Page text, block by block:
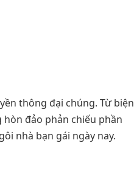
thông đại chúng. Từ biện
đảo phản chiếu phần
nhà bạn gái ngày nay.